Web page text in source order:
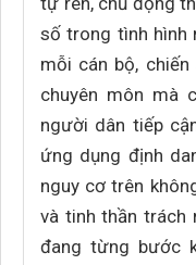
số trong tình hình
mỗi cán bộ,
chuyên môn mà
người dân tiếp
ứng dụng định
nguy cơ trên
và tinh thần trách
đang từng bước